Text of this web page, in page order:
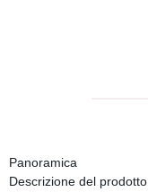
Panoramica
Descrizione del prodotto